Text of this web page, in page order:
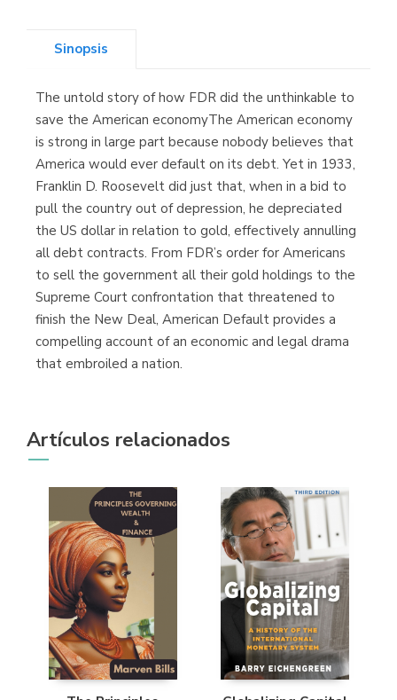
Librería Kolima
(Madrid)
Librería Proteo
(Málaga)
Sinopsis
The untold story of how FDR did the unthinkable to
save the American economyThe American economy
is strong in large part because nobody believes that
America would ever default on its debt. Yet in 1933,
Franklin D. Roosevelt did just that, when in a bid to
pull the country out of depression, he depreciated
the US dollar in relation to gold, effectively annulling
all debt contracts. From FDR’s order for Americans
to sell the government all their gold holdings to the
Supreme Court confrontation that threatened to
finish the New Deal, American Default provides a
compelling account of an economic and legal drama
that embroiled a nation.
Artículos relacionados